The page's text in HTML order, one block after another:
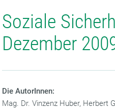
Soziale
Dezember
Die AutorInnen:
Mag. Dr. Vinzenz Huber, Herbert